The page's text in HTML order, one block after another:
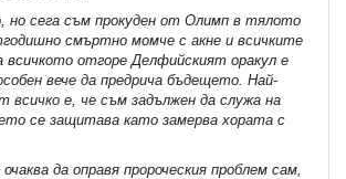
но сега съм прокуден от Олимп в тялото
смъртно момче с акне и всичките
всичкото отгоре Делфийският оракул е
вече да предрича бъдещето. Най-
всичко е, че съм задължен да служа на
се защитава като замерва хората с
да оправя пророческия проблем сам,